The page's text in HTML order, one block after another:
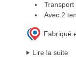
Transport
Avec 2
Fabriqué
Lire la suite